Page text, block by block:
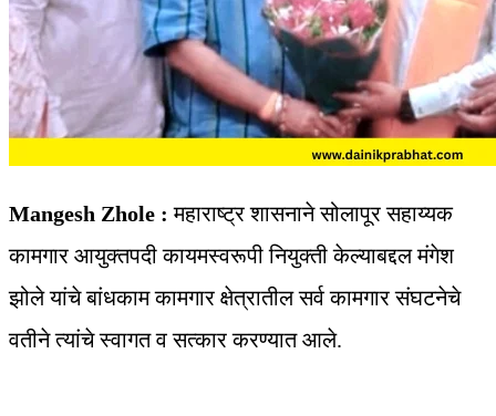
Mangesh Zhole : महाराष्ट्र शासनाने सोलापूर सहाय्यक
कामगार आयुक्तपदी कायमस्वरूपी नियुक्ती केल्याबद्दल मंगेश
झोले यांचे बांधकाम कामगार क्षेत्रातील सर्व कामगार संघटनेचे
वतीने त्यांचे स्वागत व सत्कार करण्यात आले.